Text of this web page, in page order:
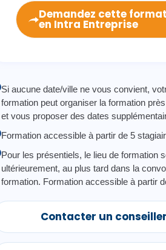
Demandez cette
en Intra Entreprise
Si aucune date/ville ne vous convient,
formation peut organiser la formation
et vous proposer des dates
Formation accessible à partir de 5
Pour les présentiels, le lieu de formation
ultérieurement, au plus tard dans la
formation. Formation accessible à partir
Contacter un conseiller